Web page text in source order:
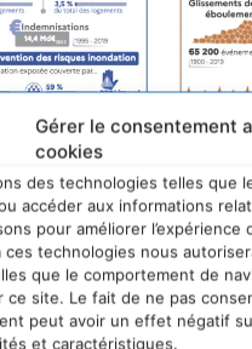
Gérer le consentement
cookies
des technologies telles que
accéder aux informations
pour améliorer l’expérience
ces technologies nous
que le comportement de
ce site. Le fait de ne pas
peut avoir un effet négatif
et caractéristiques.
est le niveau de
carbone
et en France ?